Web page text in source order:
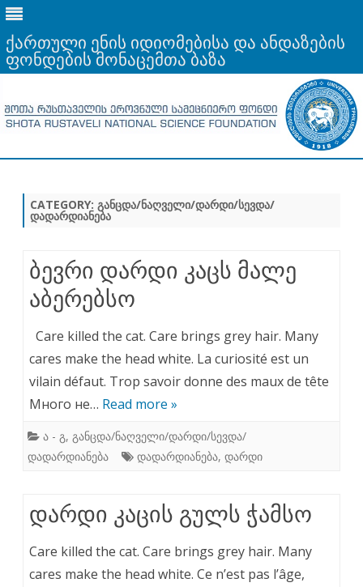
ქართული ენის იდიომებისა და ანდაზების
ფონდების მონაცემთა ბაზა
CATEGORY: ᲒᲐᲜᲪᲓᲐ/ᲜᲐᲦᲕᲔᲚᲘ/ᲓᲐᲠᲓᲘ/ᲡᲔᲕᲓᲐ/
ᲓᲐᲓᲐᲠᲓᲘᲐᲜᲔᲑᲐ
ბევრი დარდი კაცს მალე
აბერებსო
Care killed the cat. Care brings grey hair. Many
cares make the head white. La curiosité est un
vilain défaut. Trop savoir donne des maux de tête
Много не… Read more »
ა - გ, განცდა/ნაღველი/დარდი/სევდა/
დადარდიანება
დადარდიანება, დარდი
დარდი კაცის გულს ჭამსო
Care killed the cat. Care brings grey hair. Many
cares make the head white. Ce n’est pas l’âge,